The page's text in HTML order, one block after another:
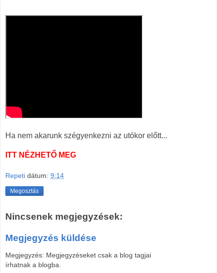
Ha nem akarunk szégyenkezni az utókor előtt...
ITT NÉZHETŐ MEG
Repeti dátum: 9:14
Megosztás
Nincsenek megjegyzések:
Megjegyzés küldése
Megjegyzés: Megjegyzéseket csak a blog tagjai
írhatnak a blogba.